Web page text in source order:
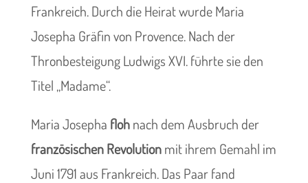
Frankreich. Durch die Heirat wurde Maria
Josepha Gräfin von Provence. Nach der
Thronbesteigung Ludwigs XVI. führte sie den
Titel „Madame“.
Maria Josepha flohnach dem Ausbruch der
französischen Revolutionmit ihrem Gemahl im
Juni 1791 aus Frankreich. Das Paar fand